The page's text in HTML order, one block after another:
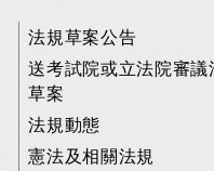
法規草案公告
送考試院或立法院審議
草案
法規動態
憲法及相關法規